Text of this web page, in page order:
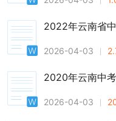
2022年云南省
2026-04-03
2020年云南中
2026-04-03